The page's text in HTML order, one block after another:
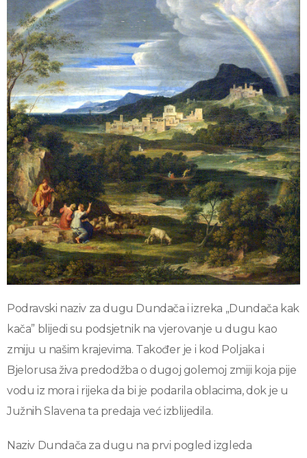
Podravski naziv za dugu Dundača i izreka „Dundača kak
kača” blijedi su podsjetnik na vjerovanje u dugu kao
zmiju u našim krajevima. Također je i kod Poljaka i
Bjelorusa živa predodžba o dugoj golemoj zmiji koja pije
vodu iz mora i rijeka da bi je podarila oblacima, dok je u
Južnih Slavena ta predaja već izblijedila.
Naziv Dundača za dugu na prvi pogled izgleda